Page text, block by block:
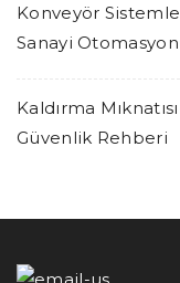
Konveyör
Sanayi
Kaldırma
Güvenlik Rehberi